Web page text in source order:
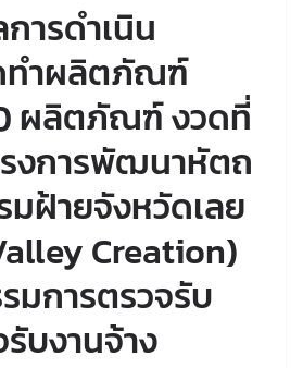
ารดำเนิน
ทำผลิตภัณฑ์
ผลิตภัณฑ์ งวดที่
รงการพัฒนาหัตถ
ฝ้ายจังหวัดเลย
Creation)
มการตรวจรับ
บงานจ้าง